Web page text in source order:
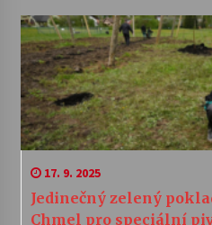
17. 9. 2025
Jedinečný zelený
Chmel pro speciální